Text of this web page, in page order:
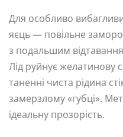
Для особливо
яєць — повільне
з подальшим
Лід руйнує желатинову
таненні чиста рідина
замерзлому «губці».
ідеальну прозорість.